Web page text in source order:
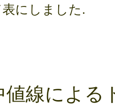
にしました.
値線による